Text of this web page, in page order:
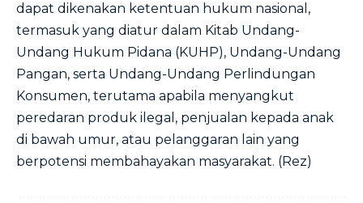
dapat dikenakan ketentuan hukum nasional,
termasuk yang diatur dalam Kitab Undang-
Undang Hukum Pidana (KUHP), Undang-Undang
Pangan, serta Undang-Undang Perlindungan
Konsumen, terutama apabila menyangkut
peredaran produk ilegal, penjualan kepada anak
di bawah umur, atau pelanggaran lain yang
berpotensi membahayakan masyarakat. (Rez)